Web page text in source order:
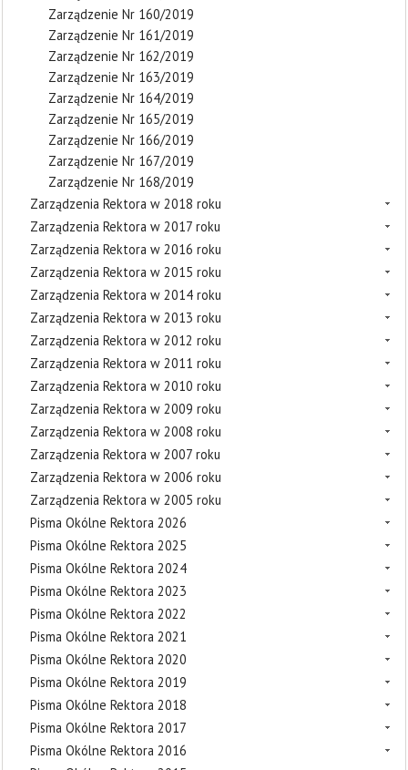
Zarządzenie Nr 160/2019
Zarządzenie Nr 161/2019
Zarządzenie Nr 162/2019
Zarządzenie Nr 163/2019
Zarządzenie Nr 164/2019
Zarządzenie Nr 165/2019
Zarządzenie Nr 166/2019
Zarządzenie Nr 167/2019
Zarządzenie Nr 168/2019
Zarządzenia Rektora w 2018 roku
Zarządzenia Rektora w 2017 roku
Zarządzenia Rektora w 2016 roku
Zarządzenia Rektora w 2015 roku
Zarządzenia Rektora w 2014 roku
Zarządzenia Rektora w 2013 roku
Zarządzenia Rektora w 2012 roku
Zarządzenia Rektora w 2011 roku
Zarządzenia Rektora w 2010 roku
Zarządzenia Rektora w 2009 roku
Zarządzenia Rektora w 2008 roku
Zarządzenia Rektora w 2007 roku
Zarządzenia Rektora w 2006 roku
Zarządzenia Rektora w 2005 roku
Pisma Okólne Rektora 2026
Pisma Okólne Rektora 2025
Pisma Okólne Rektora 2024
Pisma Okólne Rektora 2023
Pisma Okólne Rektora 2022
Pisma Okólne Rektora 2021
Pisma Okólne Rektora 2020
Pisma Okólne Rektora 2019
Pisma Okólne Rektora 2018
Pisma Okólne Rektora 2017
Pisma Okólne Rektora 2016